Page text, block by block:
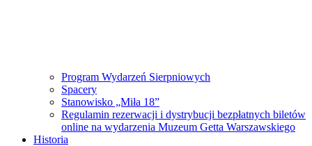
Program Wydarzeń Sierpniowych
Spacery
Stanowisko „Miła 18”
Regulamin rezerwacji i dystrybucji bezpłatnych biletów
online na wydarzenia Muzeum Getta Warszawskiego
Historia